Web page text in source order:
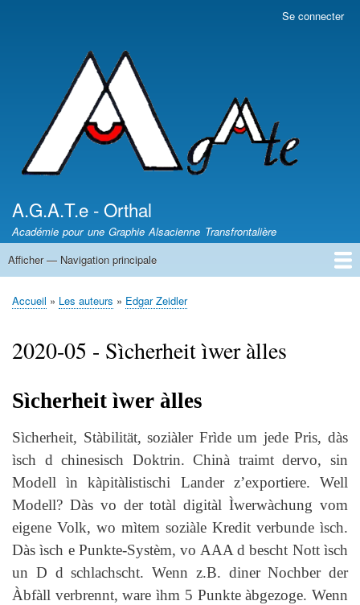
l'utilisateur
Se connecter
A.G.A.T.e - Orthal
Académie pour une Graphie Alsacienne Transfrontalière
Navigation
Afficher — Navigation principale
News - Nèikheit
DICTIONNAIRES /
Article de presse
Les auteurs
Sentiers des Poètes
Leçons d'Alsacien
Uf Elsassisch
Wortkaschtla
Qui somme nous ?
Fil
Accueil Les auteurs Edgar Zeidler
2020-05 - Sìcherheit ìwer àlles
Sìcherheit ìwer àlles
Sìcherheit, Stàbilität, soziàler Frìde um jede Pris, dàs
ìsch d chinesisch Doktrin. Chinà traimt dervo, sin
Modell ìn kàpitàlistischi Lander z’exportiere. Well
Modell? Dàs vo der totàl digitàl Ìwerwàchung vom
eigene Volk, wo mìtem soziàle Kredit verbunde ìsch.
Dàs ìsch e Punkte-Systèm, vo AAA d bescht Nott ìsch
un D d schlachscht. Wenn z.B. diner Nochber der
Àbfàll verbrennt, ware ìhm 5 Punkte àbgezoge. Wenn